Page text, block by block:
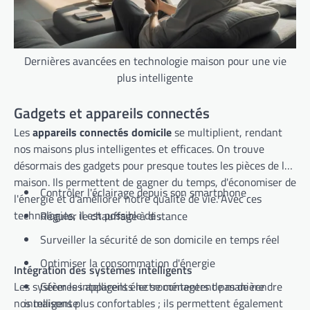
Dernières avancées en technologie maison pour une vie
plus intelligente
Gadgets et appareils connectés
Lesappareils connectés domicilese multiplient, rendant
nos maisons plus intelligentes et efficaces. On trouve
désormais des gadgets pour presque toutes les pièces de la
maison. Ils permettent de gagner du temps, d'économiser de
l'énergie et d'améliorer notre qualité de vie. Avec ces
technologies, il est possible de :
Contrôler l'éclairage depuis son smartphone
Réguler le chauffage à distance
Surveiller la sécurité de son domicile en temps réel
Optimiser la consommation d'énergie
Gérer les appareils électroménagers de manière
intelligente
Intégration des systèmes intelligents
Les systèmes intelligents ne se contentent pas de rendre
nos maisons plus confortables ; ils permettent également